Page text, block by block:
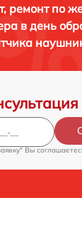
ремонт по
в день
Вы